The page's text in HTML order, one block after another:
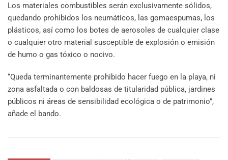
Los materiales combustibles serán exclusivamente sólidos,
quedando prohibidos los neumáticos, las gomaespumas, los
plásticos, así como los botes de aerosoles de cualquier clase
o cualquier otro material susceptible de explosión o emisión
de humo o gas tóxico o nocivo.
“Queda terminantemente prohibido hacer fuego en la playa, ni
zona asfaltada o con baldosas de titularidad pública, jardines
públicos ni áreas de sensibilidad ecológica o de patrimonio”,
añade el bando.